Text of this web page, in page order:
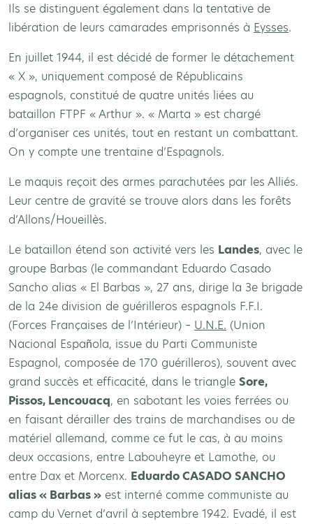
Ils se distinguent également dans la tentative de
libération de leurs camarades emprisonnés à Eysses.
En juillet 1944, il est décidé de former le détachement
« X », uniquement composé de Républicains
espagnols, constitué de quatre unités liées au
bataillon FTPF « Arthur ». « Marta » est chargé
d’organiser ces unités, tout en restant un combattant.
On y compte une trentaine d’Espagnols.
Le maquis reçoit des armes parachutées par les Alliés.
Leur centre de gravité se trouve alors dans les forêts
d’Allons/Houeillès.
Le bataillon étend son activité vers les Landes, avec le
groupe Barbas (le commandant Eduardo Casado
Sancho alias « El Barbas », 27 ans, dirige la 3e brigade
de la 24e division de guérilleros espagnols F.F.I.
(Forces Françaises de l’Intérieur) – U.N.E. (Union
Nacional Española, issue du Parti Communiste
Espagnol, composée de 170 guérilleros), souvent avec
grand succès et efficacité, dans le triangle Sore,
Pissos, Lencouacq, en sabotant les voies ferrées ou
en faisant dérailler des trains de marchandises ou de
matériel allemand, comme ce fut le cas, à au moins
deux occasions, entre Labouheyre et Lamothe, ou
entre Dax et Morcenx. Eduardo CASADO SANCHO
alias « Barbas » est interné comme communiste au
camp du Vernet d’avril à septembre 1942. Evadé, il est